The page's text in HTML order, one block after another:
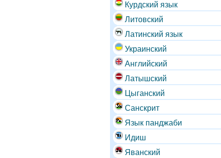
Курдский язык
Литовский
Латинский язык
Украинский
Английский
Латышский
Цыганский
Санскрит
Язык панджаби
Идиш
Яванский